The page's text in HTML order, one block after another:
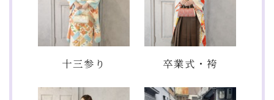
十三参り 卒業式・袴